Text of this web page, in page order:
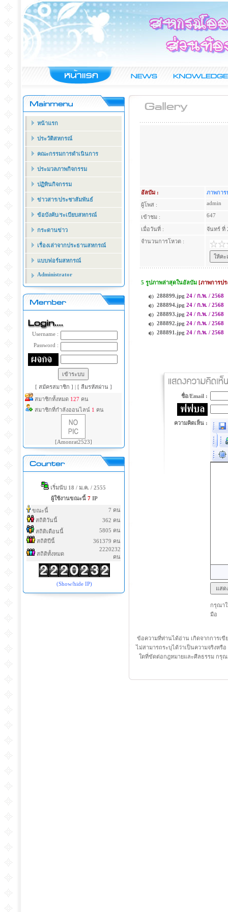
หน้าแรก
ประวัติสหกรณ์
คณะกรรมการดำเนินการ
ประมวลภาพกิจกรรม
ปฏิทินกิจกรรม
ข่าวสาร/ประชาสัมพันธ์
ข้อบังคับ/ระเบียบสหกรณ์
กระดานข่าว
เรื่องเล่าจากประธานสหกรณ์
แบบฟอร์มสหกรณ์
Administrator
Username :
Password :
[ สมัครสมาชิก ] | [ ลืมรหัสผ่าน ]
สมาชิกทั้งหมด 127 คน
สมาชิกที่กำลังออนไลน์ 1 คน
[Amonrat2523]
เริ่มนับ 18 / ม.ค. / 2555
ผู้ใช้งานขณะนี้ 7IP
ขณะนี้
7 คน
สถิติวันนี้
362 คน
สถิติเดือนนี้
5805 คน
สถิติปีนี้
361379 คน
สถิติทั้งหมด
2220232
คน
(Show/hide IP)
อัลบัม :
ภาพกา
ผู้โพส :
admin
เข้าชม : 647
เมื่อวันที่ :
จันทร์ ที่
จำนวนการโหวต :
5 รูปภาพล่าสุดในอัลบัม [ภาพการป
288899.jpg 24 / ก.พ. / 2568
288894.jpg 24 / ก.พ. / 2568
288893.jpg 24 / ก.พ. / 2568
288892.jpg 24 / ก.พ. / 2568
288891.jpg 24 / ก.พ. / 2568
ชื่อ/Email :
ความคิดเห็น :
กรุณา
มือ
ข้อความที่ท่านได้อ่าน เกิดจากการเ
ไม่สามารถระบุได้ว่าเป็นความจริงห
ใดที่ขัดต่อกฎหมายและศีลธรรม กรุ